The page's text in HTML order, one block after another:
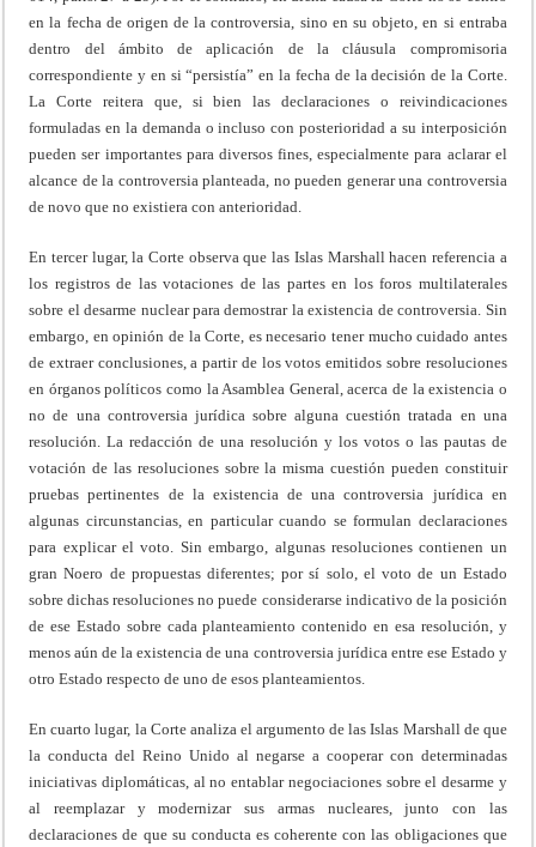
en la fecha de origen de la controversia, sino en su objeto, en si entraba
dentro del ámbito de aplicación de la cláusula compromisoria
correspondiente y en si “persistía” en la fecha de la decisión de la Corte.
La Corte reitera que, si bien las declaraciones o reivindicaciones
formuladas en la demanda o incluso con posterioridad a su interposición
pueden ser importantes para diversos fines, especialmente para aclarar el
alcance de la controversia planteada, no pueden generar una controversia
de novo que no existiera con anterioridad.
En tercer lugar, la Corte observa que las Islas Marshall hacen referencia a
los registros de las votaciones de las partes en los foros multilaterales
sobre el desarme nuclear para demostrar la existencia de controversia. Sin
embargo, en opinión de la Corte, es necesario tener mucho cuidado antes
de extraer conclusiones, a partir de los votos emitidos sobre resoluciones
en órganos políticos como la Asamblea General, acerca de la existencia o
no de una controversia jurídica sobre alguna cuestión tratada en una
resolución. La redacción de una resolución y los votos o las pautas de
votación de las resoluciones sobre la misma cuestión pueden constituir
pruebas pertinentes de la existencia de una controversia jurídica en
algunas circunstancias, en particular cuando se formulan declaraciones
para explicar el voto. Sin embargo, algunas resoluciones contienen un
gran Noero de propuestas diferentes; por sí solo, el voto de un Estado
sobre dichas resoluciones no puede considerarse indicativo de la posición
de ese Estado sobre cada planteamiento contenido en esa resolución, y
menos aún de la existencia de una controversia jurídica entre ese Estado y
otro Estado respecto de uno de esos planteamientos.
En cuarto lugar, la Corte analiza el argumento de las Islas Marshall de que
la conducta del Reino Unido al negarse a cooperar con determinadas
iniciativas diplomáticas, al no entablar negociaciones sobre el desarme y
al reemplazar y modernizar sus armas nucleares, junto con las
declaraciones de que su conducta es coherente con las obligaciones que